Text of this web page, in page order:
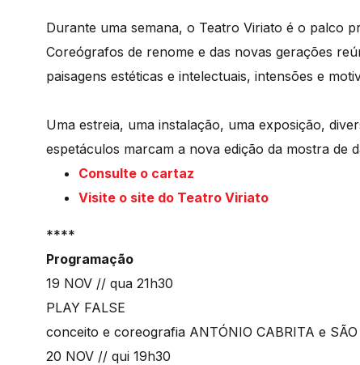
Durante uma semana, o Teatro Viriato é o palco
Coreógrafos de renome e das novas gerações
paisagens estéticas e intelectuais, intensões e
Uma estreia, uma instalação, uma exposição,
espetáculos marcam a nova edição da mostra de
Consulte o cartaz
Visite o site do Teatro Viriato
****
Programação
19 NOV // qua 21h30
PLAY FALSE
conceito e coreografia ANTÓNIO CABRITA e SÃO
20 NOV // qui 19h30